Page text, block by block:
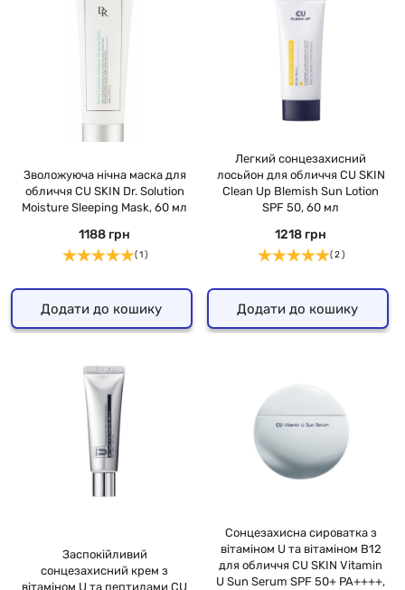
Зволожуюча нічна маска для
обличчя CU SKIN Dr. Solution
Moisture Sleeping Mask, 60 мл
1188 грн
( 1 )
Додати до кошику
Легкий сонцезахисний
лосьйон для обличчя CU SKIN
Clean Up Blemish Sun Lotion
SPF 50, 60 мл
1218 грн
( 2 )
Додати до кошику
Заспокійливий
сонцезахисний крем з
вітаміном U та пептидами CU
Сонцезахисна сироватка з
вітаміном U та вітаміном B12
для обличчя CU SKIN Vitamin
U Sun Serum SPF 50+ PA++++,